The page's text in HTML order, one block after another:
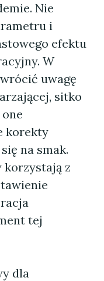
Nie
i
efektu
W
uwagę
sitko
korekty
na smak.
z
tej
dla